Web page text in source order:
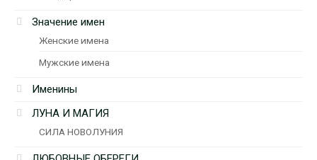
Значение имен
Женские имена
Мужские имена
Именины
ЛУНА И МАГИЯ
СИЛА НОВОЛУНИЯ